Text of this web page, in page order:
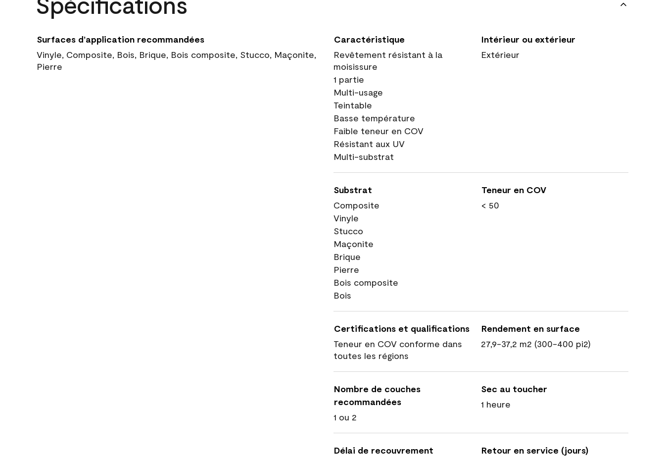
Surfaces d’application recommandées
Vinyle, Composite, Bois, Brique, Bois composite, Stucco, Maçonite,
Pierre
Caractéristique
Revêtement résistant à la
moisissure
1 partie
Multi-usage
Teintable
Basse température
Faible teneur en COV
Résistant aux UV
Multi-substrat
Intérieur ou extérieur
Extérieur
Substrat
Composite
Vinyle
Stucco
Maçonite
Brique
Pierre
Bois composite
Bois
Teneur en COV
< 50
Certifications et qualifications
Teneur en COV conforme dans
toutes les régions
Rendement en surface
27,9-37,2 m2 (300-400 pi2)
Nombre de couches
recommandées
1 ou 2
Sec au toucher
1 heure
Délai de recouvrement
Retour en service (jours)